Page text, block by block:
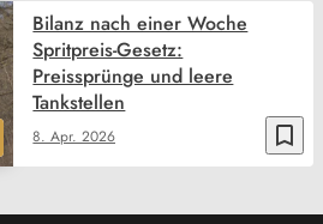
bookmark_border
8. Apr. 2026
Bilanz nach einer Woche
Spritpreis-Gesetz:
Preissprünge und leere
Tankstellen